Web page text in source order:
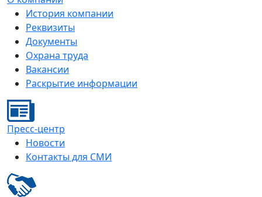
История компании
Реквизиты
Документы
Охрана труда
Вакансии
Раскрытие информации
Пресс-центр
Новости
Контакты для СМИ